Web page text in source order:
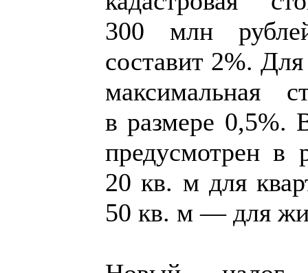
300 млн
составит 2%.
максимальная
в размере 0,5%.
предусмотрен в
20 кв. м для
50 кв. м — для